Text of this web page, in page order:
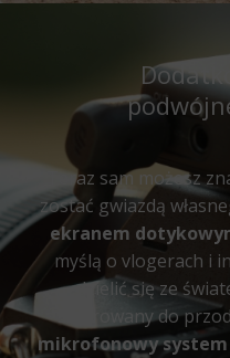
Teraz sam możesz
zostać gwiazdą
ekranem
myślą o vlogerach i
dzielić się ze
Skierowany do
mikrofonowy